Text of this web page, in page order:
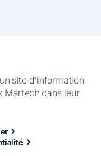
site d'information
Martech dans leur